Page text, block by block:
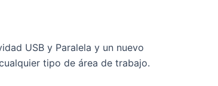
USB y Paralela y un nuevo
tipo de área de trabajo.